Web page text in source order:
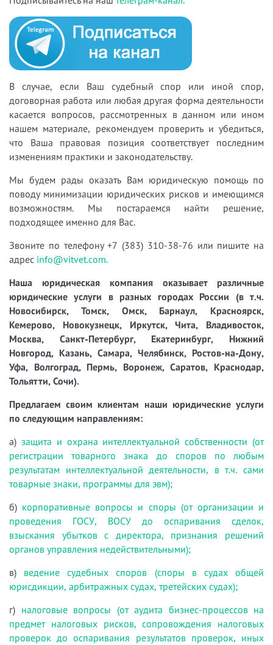
В случае, если Ваш судебный спор или иной спор,
договорная работа или любая другая форма деятельности
касается вопросов, рассмотренных в данном или ином
нашем материале, рекомендуем проверить и убедиться,
что Ваша правовая позиция соответствует последним
изменениям практики и законодательству.
Мы будем рады оказать Вам юридическую помощь по
поводу минимизации юридических рисков и имеющимся
возможностям. Мы постараемся найти решение,
подходящее именно для Вас.
Звоните по телефону +7 (383) 310-38-76 или пишите на
адрес info@vitvet.com.
Наша юридическая компания оказывает различные
юридические услуги в разных городах России (в т.ч.
Новосибирск, Томск, Омск, Барнаул, Красноярск,
Кемерово, Новокузнецк, Иркутск, Чита, Владивосток,
Москва, Санкт-Петербург, Екатеринбург, Нижний
Новгород, Казань, Самара, Челябинск, Ростов-на-Дону,
Уфа, Волгоград, Пермь, Воронеж, Саратов, Краснодар,
Тольятти, Сочи).
Предлагаем своим клиентам наши юридические услуги
по следующим направлениям:
а) защита и охрана интеллектуальной собственности (от
регистрации товарного знака до споров по любым
результатам интеллектуальной деятельности, в т.ч. сами
товарные знаки, программы для эвм);
б) корпоративные вопросы и споры (от организации и
проведения ГОСУ, ВОСУ до оспаривания сделок,
взыскания убытков с директора, признания решений
органов управления недействительными);
в) ведение судебных споров (споры в судах общей
юрисдикции, арбитражных судах, третейских судах);
г) налоговые вопросы (от аудита бизнес-процессов на
предмет налоговых рисков, сопровождения налоговых
проверок до оспаривания результатов проверок, иных